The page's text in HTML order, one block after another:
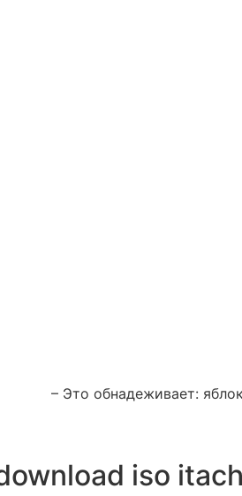
– Это обнадеживает:
iso